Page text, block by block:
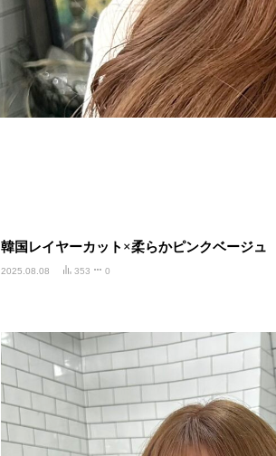
韓国レイヤーカット×柔らかピンクベージュ
2025.08.08 353 0